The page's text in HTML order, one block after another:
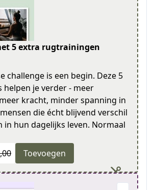
5 extra rugtrainingen
challenge is een begin. Deze 5
helpen je verder - meer
kracht, minder spanning in
die écht blijvend verschil
in hun dagelijks leven. Normaal
Toevoegen